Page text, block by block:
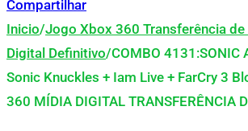
Compartilhar
Inicio/Jogo Xbox 360 Transferência
Digital Definitivo/COMBO 4131:SONIC
Sonic Knuckles + Iam Live + FarCry 3
360 MÍDIA DIGITAL TRANSFERÊNCIA